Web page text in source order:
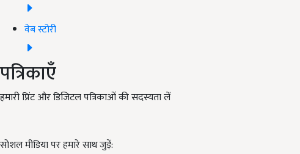
वेब स्टोरी
पत्रिकाएँ
हमारी प्रिंट और डिजिटल पत्रिकाओं की सदस्यता लें
सोशल मीडिया पर हमारे साथ जुड़ें: